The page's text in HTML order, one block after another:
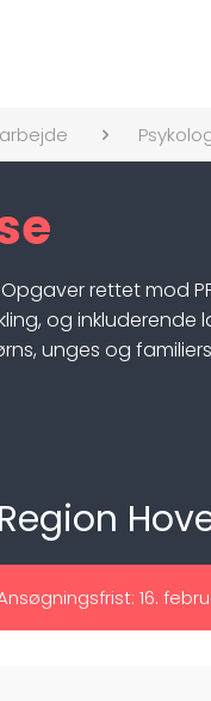
rettet mod
og
unges og familiers
16.